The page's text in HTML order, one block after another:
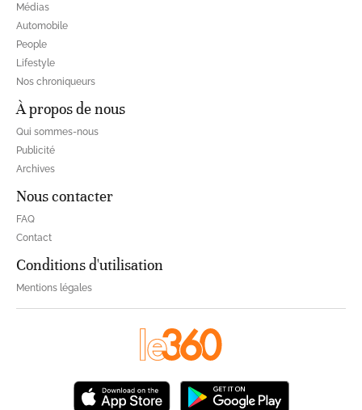
Médias
Automobile
People
Lifestyle
Nos chroniqueurs
À propos de nous
Qui sommes-nous
Publicité
Archives
Nous contacter
FAQ
Contact
Conditions d'utilisation
Mentions légales